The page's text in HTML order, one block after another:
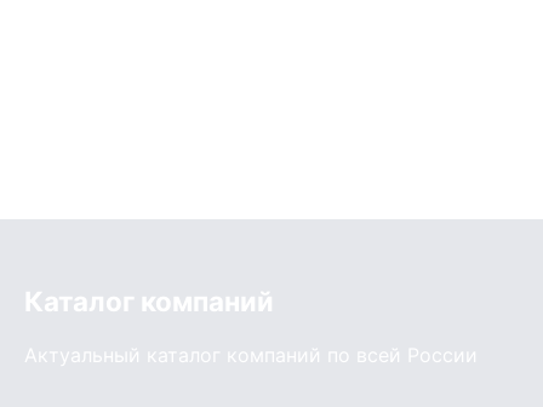
Каталог компаний
Актуальный каталог компаний по всей России